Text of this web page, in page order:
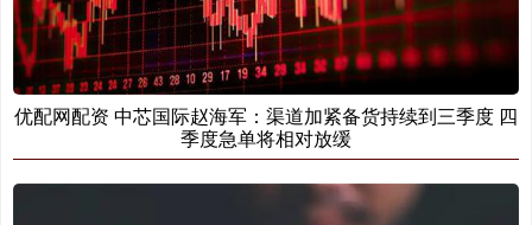
优配网配资 中芯国际赵海军：渠道加紧备货持续到三季度 四
季度急单将相对放缓